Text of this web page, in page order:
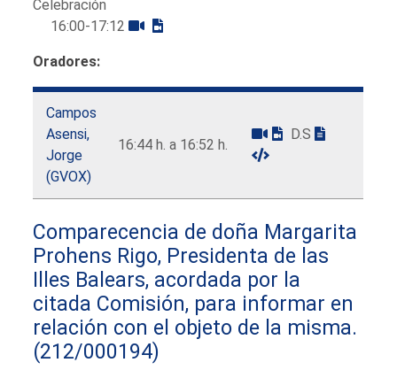
Celebración
16:00-17:12
Oradores:
Campos
Asensi,
Jorge
(GVOX)
16:44 h. a 16:52 h.
D.S
Comparecencia de doña Margarita
Prohens Rigo, Presidenta de las
Illes Balears, acordada por la
citada Comisión, para informar en
relación con el objeto de la misma.
(212/000194)